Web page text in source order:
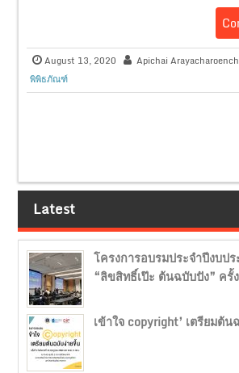
August 13, 2020 Apichai
พิพิธภัณฑ์
Latest
โครงการอบรมประจำปีงบป
“ลิขสิทธิ์เป๊ะ ต้นฉบับปัง” ครั้
เข้าใจ copyright’ เตรียมต้